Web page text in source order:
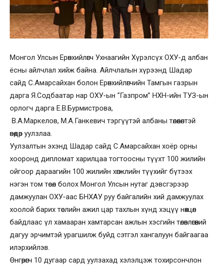
Монгол Улсын Ерөнхийлөгч Ухнаагийн Хүрэлсүх ОХУ-д албан
ёсны айлчлал хийж байна. Айлчлалын хүрээнд Шадар
сайд С.Амарсайхан болон Ерөнхийлөгчийн Тамгын газрын
дарга Я.Содбаатар нар ОХУ-ын “Газпром” НХН-ийн ТУЗ-ын
орлогч дарга Е.В.Бурмистрова,
В.А.Маркелов, М.А.Ганкевич тэргүүтэй албаны төлөөлөлтэй
өнөөдөр уулзлаа.
Уулзалтын эхэнд Шадар сайд С.Амарсайхан хоёр орны
хооронд дипломат харилцаа тогтоосны түүхт 100 жилийн
ойгоор дараагийн 100 жилийн хөгжлийн түүхийг бүтээх
нэгэн том төсөл болох Монгол Улсын нутаг дэвсгэрээр
дамжуулан ОХУ-аас БНХАУ руу байгалийн хий дамжуулах
хоолой барих төслийн ажил цар тахлын хүнд хэцүү нөхцөл
байдлаас үл хамааран хамтарсан ажлын хэсгийн төлөвлөгөөний
дагуу эрчимтэй урагшилж буйд сэтгэл хангалуун байгаагаа
илэрхийлэв.
Өнгөрөгч 10 дугаар сард уулзахад хэлэлцэж тохирсончлон